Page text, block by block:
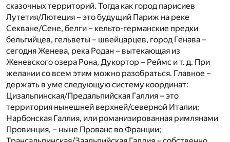
сказочных территорий. Тогда как город парисиев
Лутетия/Лютеция – это будущий Париж на реке
Секване/Сене, белги – кельто-германские предки
бельгийцев, гельветы – швейцарцев, город Генава –
сегодня Женева, река Родан – вытекающая из
Женевского озера Рона, Дукортор – Реймс и т. д. При
желании со всем этим можно разобраться. Главное –
держать в уме следующую систему координат:
Цизальпинская/Предальпийская Галлия – это
территория нынешней верхней/северной Италии;
Нарбонская Галлия, или романизированная римлянами
Провинция, – ныне Прованс во Франции;